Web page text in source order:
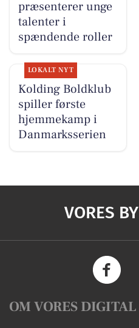
præsenterer unge
talenter i
spændende roller
LOKALT NYT
Kolding Boldklub
spiller første
hjemmekamp i
Danmarksserien
VORES BY
OM VORES DIGITAL